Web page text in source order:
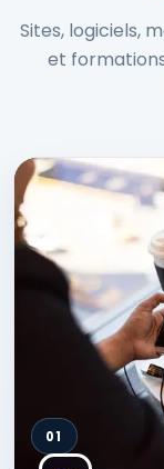
Sites, logiciels,
et
01